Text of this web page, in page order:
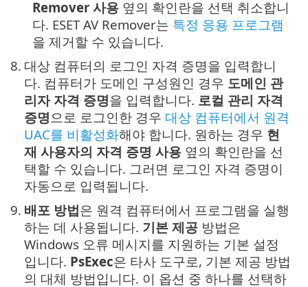
Remover 사용 옆의 확인란을 선택 취소합니
다. ESET AV Remover는 특정 응용 프로그램
을 제거할 수 있습니다.
8. 대상 컴퓨터의 로그인 자격 증명을 입력합니
다. 컴퓨터가 도메인 구성원인 경우 도메인 관
리자 자격 증명을 입력합니다. 로컬 관리 자격
증명 으로 로그인한 경우 대상 컴퓨터에서 원격
UAC를 비활성화해야 합니다. 원하는 경우 현
재 사용자의 자격 증명 사용 옆의 확인란을 선
택할 수 있습니다. 그러면 로그인 자격 증명이
자동으로 입력됩니다.
9. 배포 방법은 원격 컴퓨터에서 프로그램을 실행
하는 데 사용됩니다. 기본 제공 방법은
Windows 오류 메시지를 지원하는 기본 설정
입니다. PsExec은 타사 도구로, 기본 제공 방법
의 대체 방법입니다. 이 옵션 중 하나를 선택하